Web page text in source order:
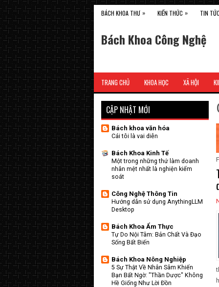
BÁCH KHOA THƯ » KIẾN THỨC » TIN
Bách Khoa Công Nghệ
TRANG CHỦ KHOA HỌC XÃ HỘI
CẬP NHẬT MỚI
Bách khoa văn hóa
Cái tôi là vai diễn
Bách Khoa Kinh Tế
Một trong những thứ làm doanh
nhân mệt nhất là nghiện kiểm
soát
Công Nghệ Thông Tin
Hướng dẫn sử dụng AnythingLLM
Desktop
Bách Khoa Ẩm Thực
Tự Do Nội Tâm: Bản Chất Và Đạo
Sống Bất Biến
Bách Khoa Nông Nghiệp
5 Sự Thật Về Nhân Sâm Khiến
Bạn Bất Ngờ: "Thần Dược" Không
Hề Giống Như Lời Đồn